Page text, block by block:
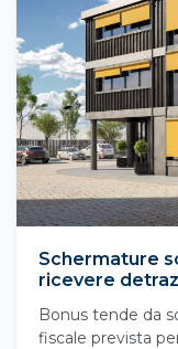
Schermature
ricevere
Bonus tende da
fiscale prevista